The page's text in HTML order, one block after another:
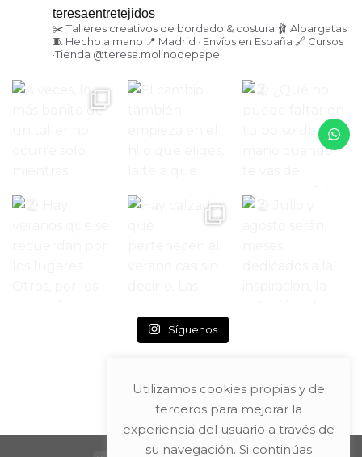
teresaentretejidos
✂️ Talleres creativos de bordado & costura 🩰 Alpargatas
🧵 Hecho a mano 📍 Madrid · Envíos en España 🔗 Cursos
·Tienda @teresa.molinodepapel
Síguenos
Utilizamos cookies propias y de
terceros para mejorar la
experiencia del usuario a través de
su navegación. Si continúas